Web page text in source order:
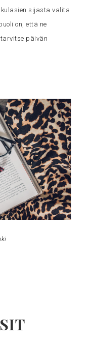
sijasta valita
on, että ne
päivän